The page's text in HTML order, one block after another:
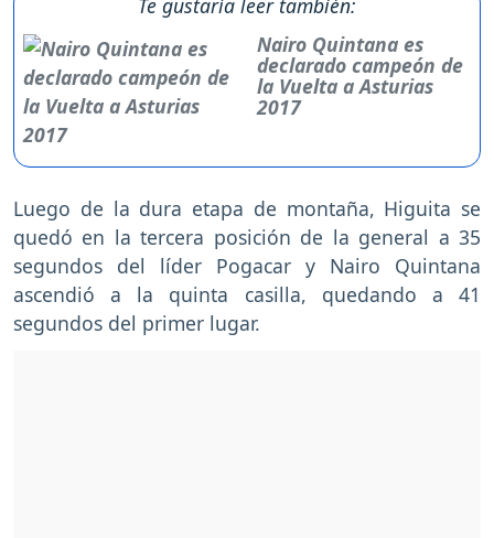
Nairo Quintana es
declarado campeón de
la Vuelta a Asturias
2017
Luego de la dura etapa de montaña, Higuita se
quedó en la tercera posición de la general a 35
segundos del líder Pogacar y Nairo Quintana
ascendió a la quinta casilla, quedando a 41
segundos del primer lugar.